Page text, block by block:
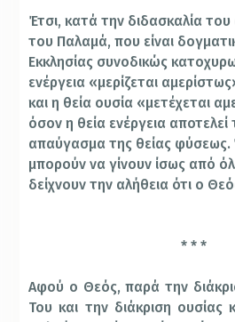
Έτσι, κατά την διδασκαλία του
του Παλαμά, που είναι
Εκκλησίας συνοδικώς
ενέργεια «μερίζεται
και η θεία ουσία «μετέχεται
όσον η θεία ενέργεια αποτελεί
απαύγασμα της θείας
μπορούν να γίνουν ίσως από
δείχνουν την αλήθεια ότι ο
* * *
Αφού ο Θεός, παρά την
Του και την διάκριση ουσίας